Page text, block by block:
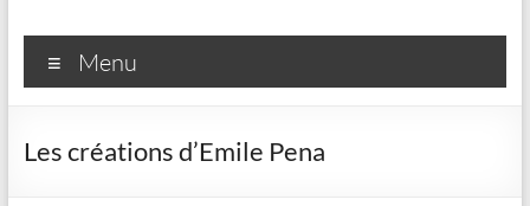
Menu
Les créations d’Emile Pena